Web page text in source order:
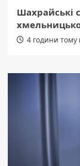
Шахрайські
4 години тому